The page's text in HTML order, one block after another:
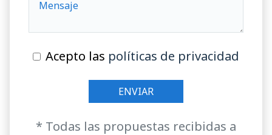
Acepto las políticas de privacidad
* Todas las propuestas recibidas a